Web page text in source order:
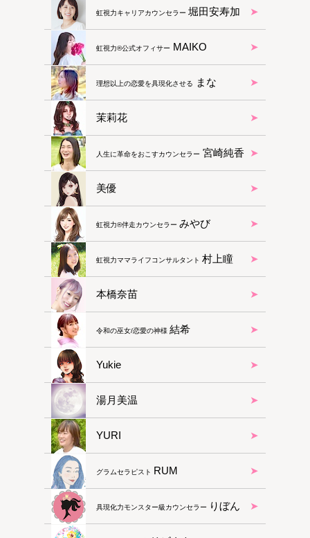
虹視力キャリアカウンセラー 堀田安寿加
虹視力®︎公式オフィサー MAIKO
理想以上の恋愛を具現化させる まな
茉莉花
人生に革命をおこすカウンセラー 宮崎純香
美優
虹視力®️伴走カウンセラー みやび
虹視力ママライフコンサルタント 村上瞳
本橋奈苗
令和の巫女/恋愛の神様 結希
Yukie
湯月美温
YURI
グラムセラピスト RUM
具現化力モンスター級カウンセラー りぼん